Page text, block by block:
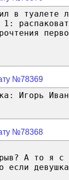
в туалете
1:
№78369
Игорь
№78368
А то я с
если